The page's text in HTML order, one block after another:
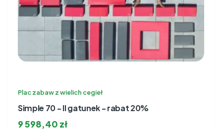
Plac zabaw z wielich cegieł
Simple 70 - II gatunek - rabat 20%
9 598,40 zł